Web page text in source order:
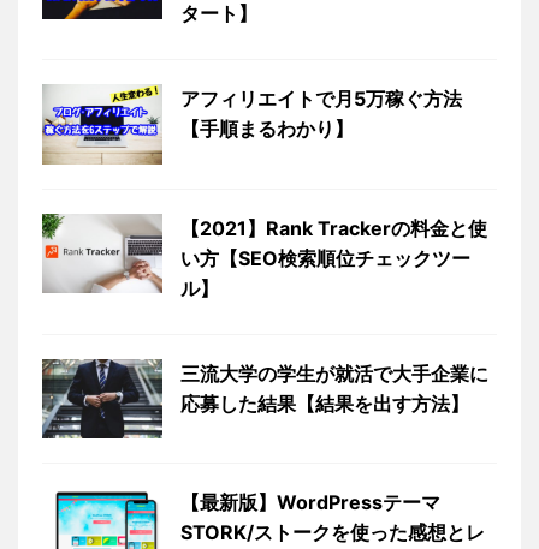
タート】
アフィリエイトで月5万稼ぐ方法
【手順まるわかり】
【2021】Rank Trackerの料金と使
い方【SEO検索順位チェックツー
ル】
三流大学の学生が就活で大手企業に
応募した結果【結果を出す方法】
【最新版】WordPressテーマ
STORK/ストークを使った感想とレ